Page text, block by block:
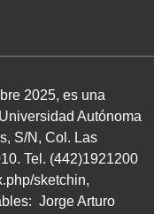
2025, es una
Autónoma
S/N , Col. Las
. Tel. (442)1921200
sketchin,
Jorge Arturo